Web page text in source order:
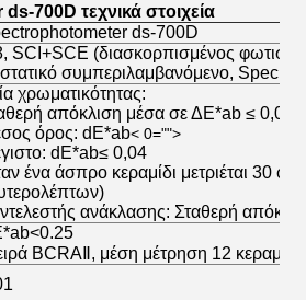
700D τεχνικά στοιχεία
ds-700D
SCI+SCE (διασκορπισμένος
συμπεριλαμβανόμενο,
χρωματικότητας:
απόκλιση μέσα σε ΔE*ab ≤ 0,025
όρος: dE*ab< 0="">
dE*ab≤ 0,04
ένα άσπρο κεραμίδι μετριέται 30
ανάκλασης: Σταθερή
BCRAⅡ, μέση μέτρηση 12